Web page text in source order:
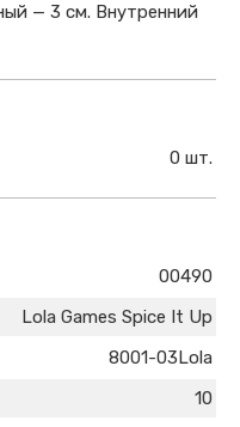
— 3 см. Внутренний
0 шт.
00490
Lola Games Spice It Up
8001-03Lola
10